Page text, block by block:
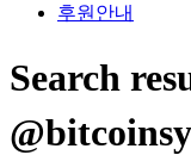
후원안내
Search